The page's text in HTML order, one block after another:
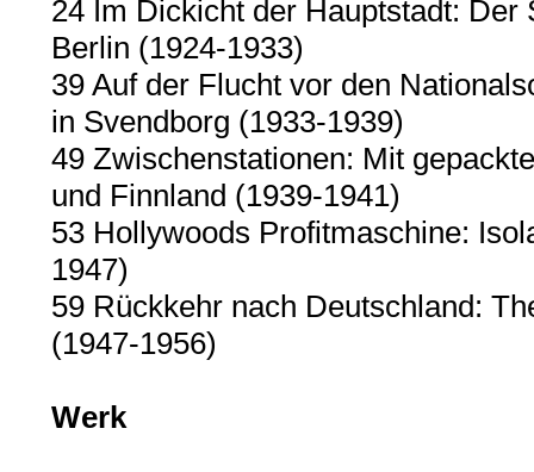
24 Im Dickicht der Hauptstadt: Der
Berlin (1924-1933)
39 Auf der Flucht vor den
in Svendborg (1933-1939)
49 Zwischenstationen: Mit
und Finnland (1939-1941)
53 Hollywoods Profitmaschine:
1947)
59 Rückkehr nach Deutschland:
(1947-1956)
Werk